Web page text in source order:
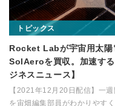
トピックス
Rocket Labが宇宙用太陽
SolAeroを買収。加速す
ジネスニュース】
【2021年12月20日配信】一
を宙畑編集部員がわかりやすく